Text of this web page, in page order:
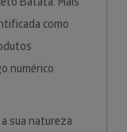
como
numérico
sua natureza